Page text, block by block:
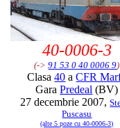
40-0006-3
(->91 53 0 40 0006 9)
Clasa40 aCFR
GaraPredeal (BV)
27 decembrie 2007,
Puscasu
(alte 5 poze cu 40-0006-3)